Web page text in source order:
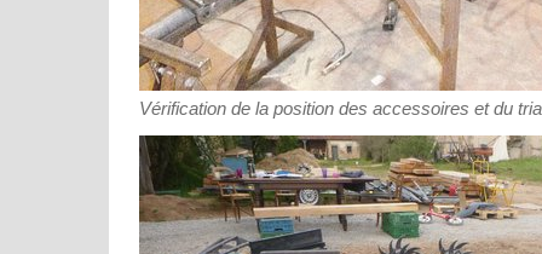
Vérification de la position des accessoires et du